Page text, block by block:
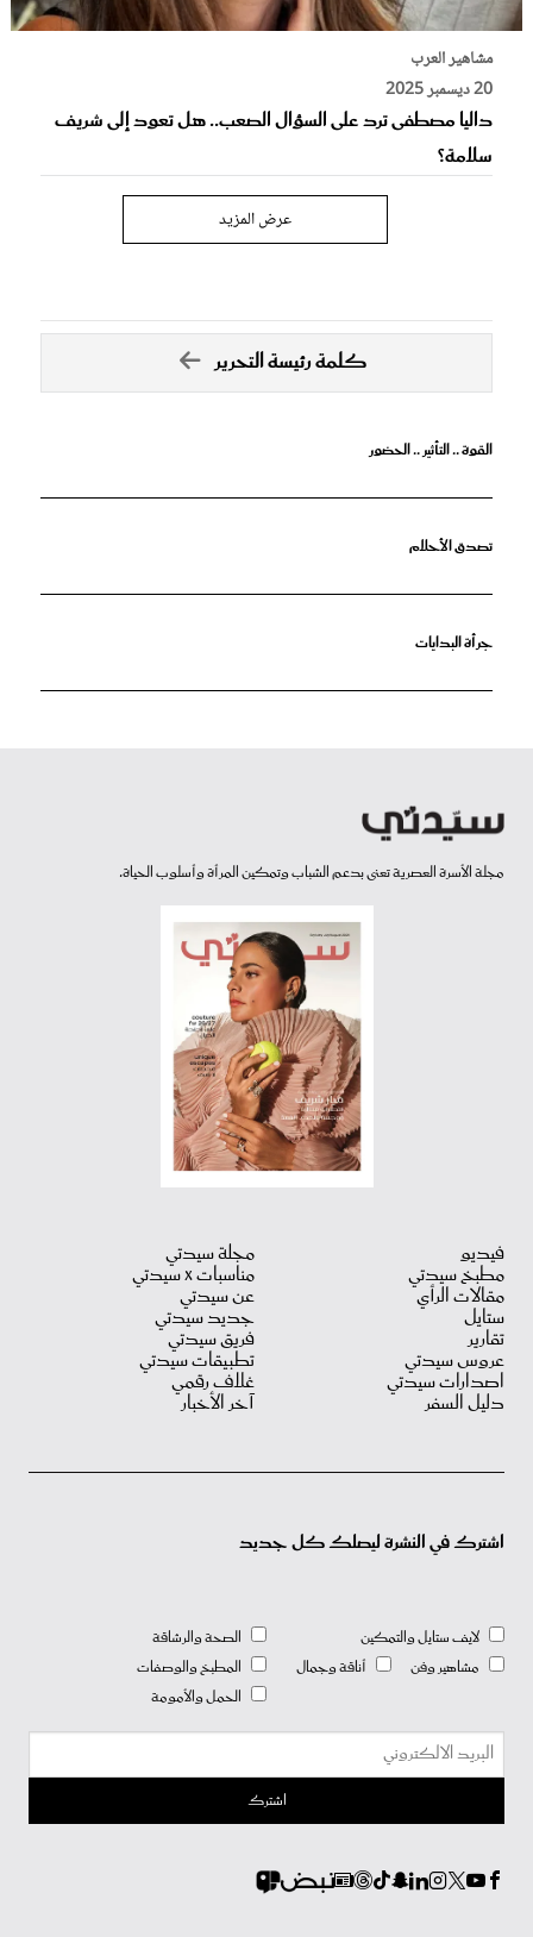
مشاهير العرب
20 ديسمبر 2025
داليا مصطفى ترد على السؤال الصعب.. هل تعود إلى شريف
سلامة؟
عرض المزيد
كلمة رئيسة التحرير
القوة .. التأثير .. الحضور
تصدق الأحلام
جرأة البدايات
مجلة الأسرة العصرية تعنى بدعم الشباب وتمكين المرأة وأسلوب الحياة.
فيديو
مطبخ سيدتي
مقالات الرأي
ستايل
تقارير
عروس سيدتي
اصدارات سيدتي
دليل السفر
مجلة سيدتي
مناسبات X سيدتي
عن سيدتي
جديد سيدتي
فريق سيدتي
تطبيقات سيدتي
غلاف رقمي
آخر الأخبار
اشترك في النشرة ليصلك كل جديد
لايف ستايل والتمكين
مشاهير وفن
أناقة وجمال
الصحة والرشاقة
المطبخ والوصفات
الحمل والأمومة